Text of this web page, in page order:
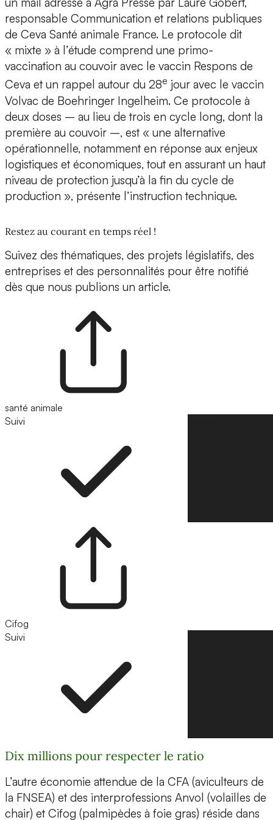
responsable Communication et relations publiques
de Ceva Santé animale France. Le protocole dit
« mixte » à l’étude comprend une primo-
vaccination au couvoir avec le vaccin Respons de
Ceva et un rappel autour du 28e jour avec le vaccin
Volvac de Boehringer Ingelheim. Ce protocole à
deux doses – au lieu de trois en cycle long, dont la
première au couvoir –, est « une alternative
opérationnelle, notamment en réponse aux enjeux
logistiques et économiques, tout en assurant un haut
niveau de protection jusqu’à la fin du cycle de
production », présente l’instruction technique.
Restez au courant en temps réel !
Suivez des thématiques, des projets législatifs, des
entreprises et des personnalités pour être notifié
dès que nous publions un article.
santé animale
Suivi
Cifog
Suivi
Dix millions pour respecter le ratio
L’autre économie attendue de la CFA (aviculteurs de
la FNSEA) et des interprofessions Anvol (volailles de
chair) et Cifog (palmipèdes à foie gras) réside dans